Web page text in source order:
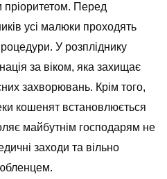
Перед
усі малюки проходять
У розпліднику
за віком, яка захищає
захворювань. Крім того,
кошенят встановлюється
майбутнім господарям не
заходи та вільно